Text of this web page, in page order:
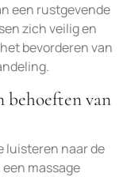
een rustgevende
zich veilig en
bevorderen van
behoeften van
luisteren naar de
massage